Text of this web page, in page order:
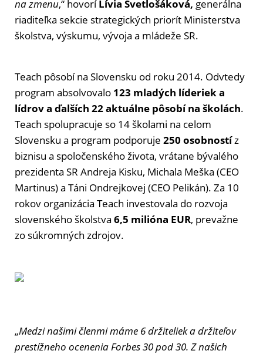
na zmenu,“ hovoríLívia Svetlošáková, generálna
riaditeľka sekcie strategických priorít Ministerstva
školstva, výskumu, vývoja a mládeže SR.
Teach pôsobí na Slovensku od roku 2014. Odvtedy
program absolvovalo 123 mladých líderiek a
lídrov a ďalších 22 aktuálne pôsobí na školách.
Teach spolupracuje so 14 školami na celom
Slovensku a program podporuje 250 osobnostíz
biznisu a spoločenského života, vrátane bývalého
prezidenta SR Andreja Kisku, Michala Meška (CEO
Martinus) a Táni Ondrejkovej (CEO Pelikán). Za 10
rokov organizácia Teach investovala do rozvoja
slovenského školstva 6,5 milióna EUR, prevažne
zo súkromných zdrojov.
„Medzi našimi členmi máme 6 držiteliek a držiteľov
prestížneho ocenenia Forbes 30 pod 30. Z našich